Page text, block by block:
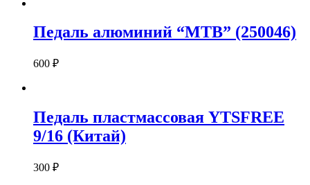
Педаль алюминий “MTB” (250046)
600 ₽
Педаль пластмассовая YTSFREE
9/16 (Китай)
300 ₽